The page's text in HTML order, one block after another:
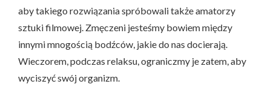
aby takiego rozwiązania spróbowali także amatorzy
sztuki filmowej. Zmęczeni jesteśmy bowiem między
innymi mnogością bodźców, jakie do nas docierają.
Wieczorem, podczas relaksu, ograniczmy je zatem, aby
wyciszyć swój organizm.